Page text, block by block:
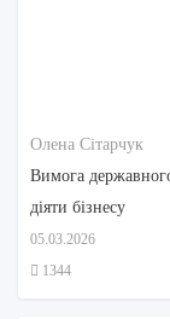
Олена Сітарчук
Вимога
діяти бізнесу
05.03.2026
1344